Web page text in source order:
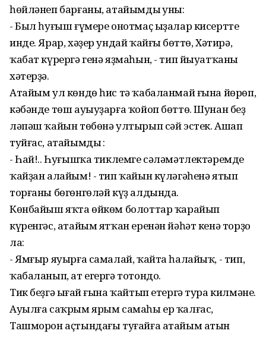
һөйләнеп барғаны, атайымдың уны:
- Был һуғыш ғүмере онотмаҫ ыҙалар кисертте
инде. Ярар, хәҙер ундай ҡайғың бөттө, Хәтирә,
ҡабат күрергә генә яҙмаһын, - тип йыуатҡаны
хәтерҙә.
Атайым ул көндө һис тә ҡабаланмай ғына йөрөп,
кәбәнде төш ауыуҙарға ҡойоп бөттө. Шунан беҙ
ләпәш ҡайын төбөнә ултырып сәй эстек. Ашап
туйғас, атайымдың :
- Һай!.. Һуғышҡа тиклемге сәләмәтлектәремде
ҡайҙан алайым! - тип ҡайын күләгәһенә ятып
торғаны бөгөнгөләй күҙ алдында.
Көнбайыш яҡта өйкөм болоттар ҡарайып
күренгәс, атайым ятҡан еренән йәһәт кенә торҙо
ла:
- Ямғыр яуырға самалай, ҡайта һалайыҡ, - тип,
ҡабаланып, ат егергә тотондо.
Тик беҙгә ыңғай ғына ҡайтып етергә тура килмәне.
Ауылға саҡрым ярым самаһы ер ҡалғас,
Ташморон аҫтындағы туғайға атайым атын